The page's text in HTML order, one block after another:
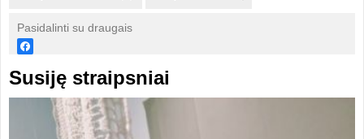
Pasidalinti su draugais
Susiję straipsniai